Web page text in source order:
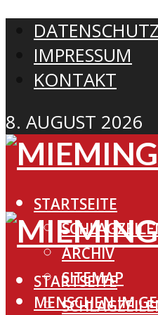
IMPRESSUM
KONTAKT
8. AUGUST 2026
STARTSEITE
ARCHIV
SITEMAP
MENSCHEN IM
STARTSEITE